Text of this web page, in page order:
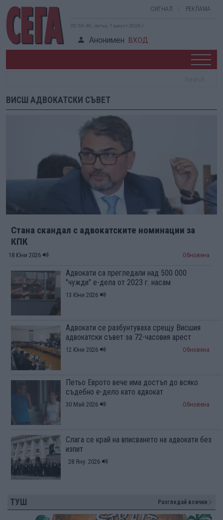
СИГНАЛ РЕКЛАМА
05:59:40, петък, 7 август 2026 г.
Анонимен ВХОД
ВИСШ АДВОКАТСКИ СЪВЕТ
Стана скандал с адвокатските номинации за
КПК
18 Юни 2026 Обновена
Адвокати са прегледали над 500 000
"чужди" е-дела от 2023 г. насам
13 Юни 2026
Адвокати се разбунтуваха срещу Висшия
адвокатски съвет за 72-часовия арест
12 Юни 2026 Обновена
Петьо Еврото вече има достъп до всяко
съдебно е-дело като адвокат
30 Май 2026 Обновена
Слага се край на вписването на адвокати без
изпит
28 Яну. 2026
ТУШ Разгледай всички